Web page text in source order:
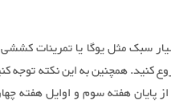
سبک مثل یوگا یا تمرینات کششی
کنید. همچنین به این نکته توجه
پایان هفته سوم و اوایل هفته